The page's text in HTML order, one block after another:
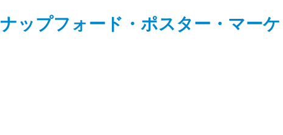
ナップフォード・ポスター・マー